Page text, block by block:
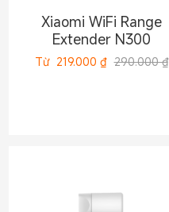
Xiaomi WiFi Range
Extender N300
Từ 219.000 ₫ 290.000 ₫